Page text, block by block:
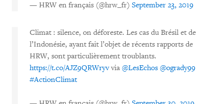
— HRW en français (@hrw_fr) September 23, 2019
Climat : silence, on déforeste. Les cas du Brésil et de
l’Indonésie, ayant fait l’objet de récents rapports de
HRW, sont particulièrement troublants.
https://t.co/AJZ9QRWryvvia @LesEchos @ogrady99
#ActionClimat